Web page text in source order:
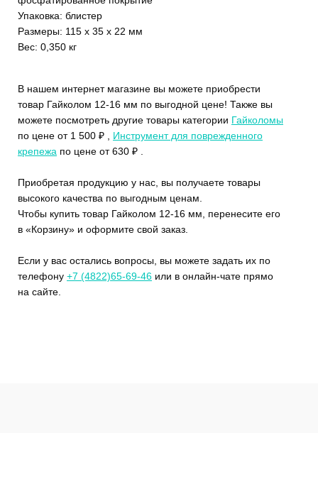
Упаковка: блистер
Размеры: 115 х 35 х 22 мм
Вес: 0,350 кг
В нашем интернет магазине вы можете приобрести
товар Гайколом 12-16 мм по выгодной цене! Также вы
можете посмотреть другие товары категории Гайколомы
по цене от 1 500 ₽ , Инструмент для поврежденного
крепежа по цене от 630 ₽ .
Приобретая продукцию у нас, вы получаете товары
высокого качества по выгодным ценам.
Чтобы купить товар Гайколом 12-16 мм, перенесите его
в «Корзину» и оформите свой заказ.
Если у вас остались вопросы, вы можете задать их по
телефону +7 (4822)65-69-46 или в онлайн-чате прямо
на сайте.